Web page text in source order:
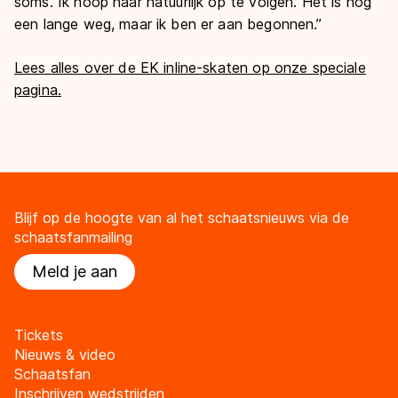
een lange weg, maar ik ben er aan begonnen.”
Lees alles over de EK inline-skaten op onze speciale
pagina.
Blijf op de hoogte van al het schaatsnieuws via de
schaatsfanmailing
Meld je aan
Tickets
Nieuws & video
Schaatsfan
Inschrijven wedstrijden